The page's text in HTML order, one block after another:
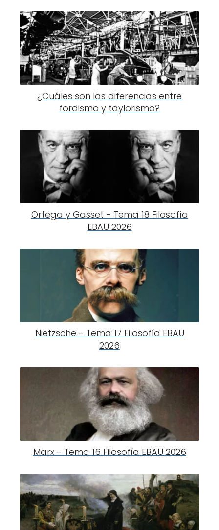
¿Cuáles son las diferencias entre
fordismo y taylorismo?
Ortega y Gasset - Tema 18 Filosofía
EBAU 2026
Nietzsche - Tema 17 Filosofía EBAU
2026
Marx - Tema 16 Filosofía EBAU 2026